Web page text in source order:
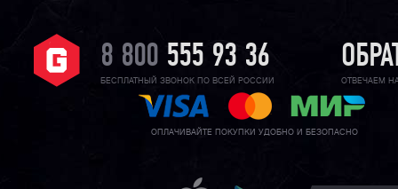
8 800 555 93 36
БЕСПЛАТНЫЙ ЗВОНОК ПО ВСЕЙ РОССИИ ОТВЕЧАЕМ
ОПЛАЧИВАЙТЕ ПОКУПКИ УДОБНО И БЕЗОПАСНО